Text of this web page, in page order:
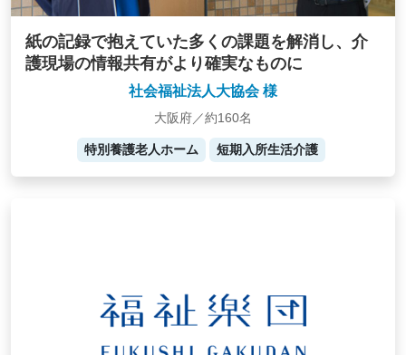
紙の記録で抱えていた多くの課題を解消し、介
護現場の情報共有がより確実なものに
社会福祉法人大協会 様
大阪府／約160名
特別養護老人ホーム 短期入所生活介護